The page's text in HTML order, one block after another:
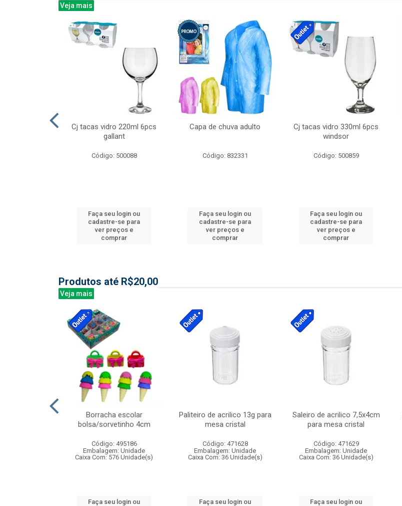
Veja mais
Cj tacas vidro 220ml 6pcs
gallant
Código: 500088
Faça seu login ou
cadastre-se para
ver preços e
comprar
Capa de chuva adulto
Código: 832331
Faça seu login ou
cadastre-se para
ver preços e
comprar
Cj tacas vidro 330ml 6pcs
windsor
Código: 500859
Faça seu login ou
cadastre-se para
ver preços e
comprar
Produtos até R$20,00
Veja mais
Borracha escolar
bolsa/sorvetinho 4cm
Código: 495186
Embalagem: Unidade
Caixa Com: 576 Unidade(s)
Faça seu login ou
Paliteiro de acrilico 13g para
mesa cristal
Código: 471628
Embalagem: Unidade
Caixa Com: 36 Unidade(s)
Faça seu login ou
Saleiro de acrilico 7,5x4cm
para mesa cristal
Código: 471629
Embalagem: Unidade
Caixa Com: 36 Unidade(s)
Faça seu login ou